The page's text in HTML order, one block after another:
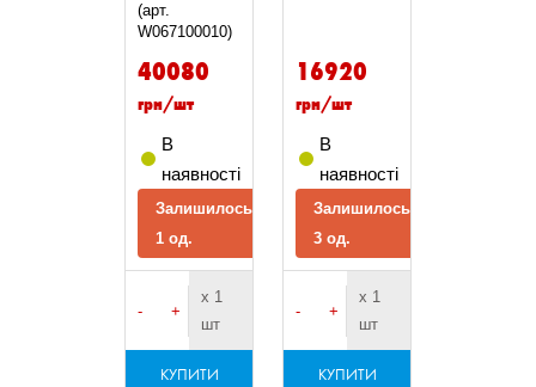
(арт.
W067100010)
40080
грн/шт
В
наявності
Залишилось
1 од.
- +
х 1
шт
КУПИТИ
16920
грн/шт
В
наявності
Залишилось
3 од.
- +
х 1
шт
КУПИТИ